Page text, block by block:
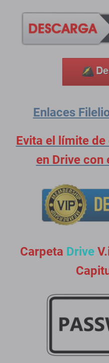
Enlaces
Evita el límite
en Drive con
Carpeta Drive